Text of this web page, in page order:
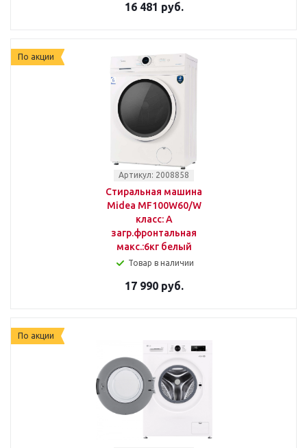
16 481 руб.
По акции
Артикул: 2008858
Стиральная машина
Midea MF100W60/W
класс: A
загр.фронтальная
макс.:6кг белый
Товар в наличии
17 990 руб.
По акции